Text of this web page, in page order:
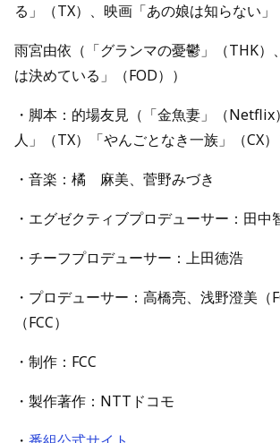
る」（TX） 、映画「あの娘は知らない」
雨宮由依（「グランマの憂鬱」（THK）
は決めている」（FOD））
・脚本：的場友⾒ （「金魚妻」（
人」（TX）「やんごとなき一族」（CX）
・音楽：橘 麻美、菅野みづき
・エグゼクティブプロデューサー：田中
・チーフプロデューサー：上田徳浩
・プロデューサー：高橋亮、浅野澄美（
（FCC）
・制作：FCC
・製作著作：NTTドコモ